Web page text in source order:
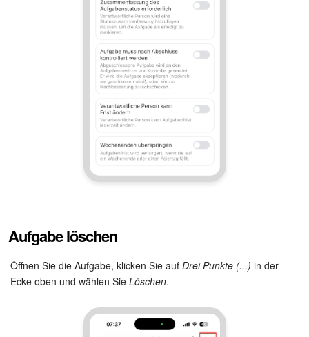
Aufgabe löschen
Öffnen Sie die Aufgabe, klicken Sie auf Drei Punkte (...) in der
Ecke oben und wählen Sie Löschen.